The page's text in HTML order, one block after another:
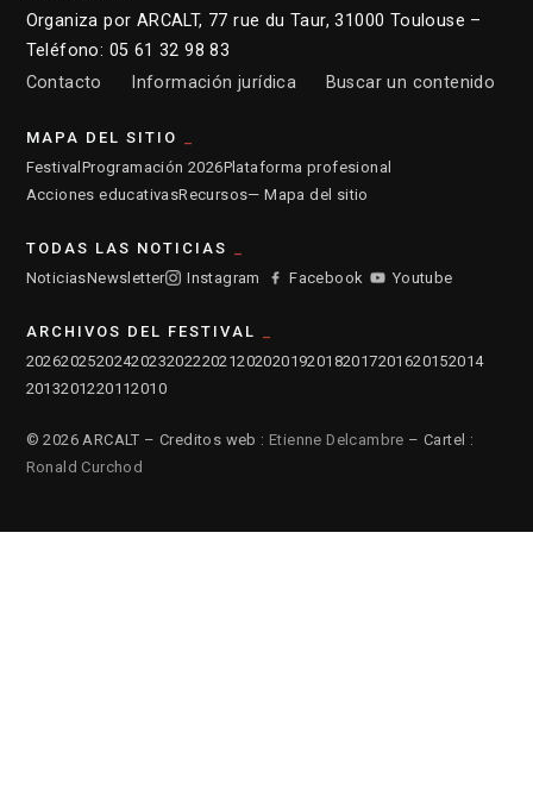
Organiza por ARCALT, 77 rue du Taur, 31000 Toulouse –
Teléfono: 05 61 32 98 83
Contacto
Información jurídica Buscar un contenido
MAPA DEL SITIO
FestivalProgramación 2026Plataforma profesional
Acciones educativasRecursos— Mapa del sitio
TODAS LAS NOTICIAS
NoticiasNewsletter Instagram Facebook Youtube
ARCHIVOS DEL FESTIVAL
2026202520242023202220212020201920182017201620152014
2013201220112010
© 2026 ARCALT – Creditos web : Etienne Delcambre – Cartel :
Ronald Curchod